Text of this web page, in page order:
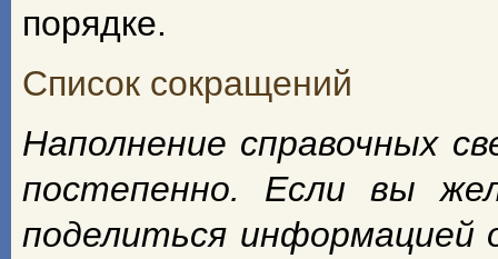
порядке.
Список сокращений
Наполнение справочных
постепенно. Если вы
поделиться информацией